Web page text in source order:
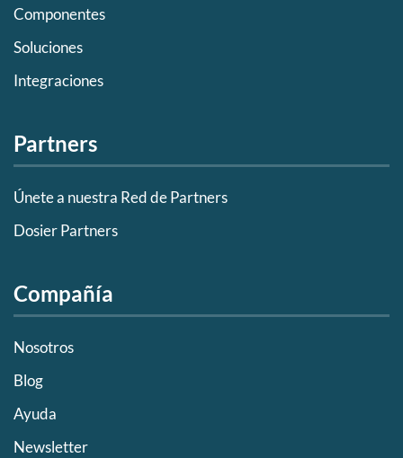
Componentes
Soluciones
Integraciones
Partners
Únete a nuestra Red de Partners
Dosier Partners
Compañía
Nosotros
Blog
Ayuda
Newsletter